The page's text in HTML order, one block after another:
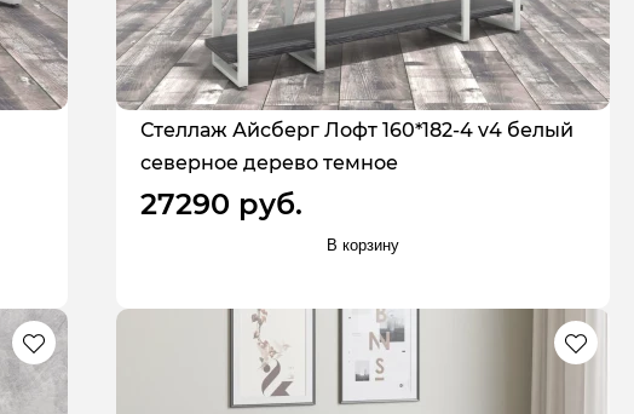
Стеллаж Айсберг Лофт 160*182-4 v4 белый
северное дерево темное
27290 руб.
В корзину